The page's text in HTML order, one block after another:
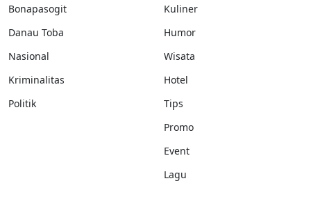
Bonapasogit
Danau Toba
Nasional
Kriminalitas
Politik
Kuliner
Humor
Wisata
Hotel
Tips
Promo
Event
Lagu